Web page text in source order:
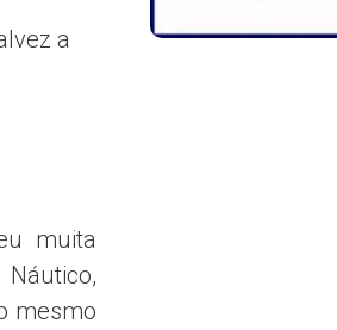
a
muita
mesmo